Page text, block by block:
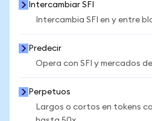
Intercambiar SFI
Intercambia SFI en y entre
Predecir
Opera con SFI y mercados
Perpetuos
Largos o cortos en tokens